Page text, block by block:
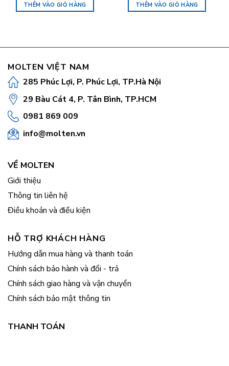
THÊM VÀO GIỎ HÀNG THÊM VÀO GIỎ HÀNG
MOLTEN VIỆT NAM
285 Phúc Lợi, P. Phúc Lợi, TP.Hà Nội
29 Bàu Cát 4, P. Tân Bình, TP.HCM
0981 869 009
info@molten.vn
VỀ MOLTEN
Giới thiệu
Thông tin liên hệ
Điều khoản và điều kiện
HỖ TRỢ KHÁCH HÀNG
Hướng dẫn mua hàng và thanh toán
Chính sách bảo hành và đổi - trả
Chính sách giao hàng và vận chuyển
Chính sách bảo mật thông tin
THANH TOÁN